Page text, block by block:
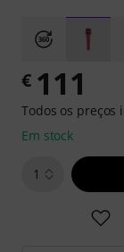
€ 111
Todos os preços
Em stock
1